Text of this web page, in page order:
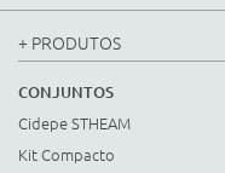
+ PRODUTOS
CONJUNTOS
Cidepe STHEAM
Kit Compacto